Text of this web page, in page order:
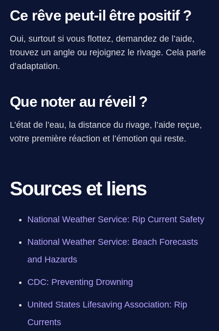
Ce rêve peut-il être positif ?
Oui, surtout si vous flottez, demandez de l’aide,
trouvez un angle ou rejoignez le rivage. Cela parle
d’adaptation.
Que noter au réveil ?
L’état de l’eau, la distance du rivage, l’aide reçue,
votre première réaction et l’émotion qui reste.
Sources et liens
National Weather Service: Rip Current Safety
National Weather Service: Beach Forecasts
and Hazards
CDC: Preventing Drowning
United States Lifesaving Association: Rip
Currents